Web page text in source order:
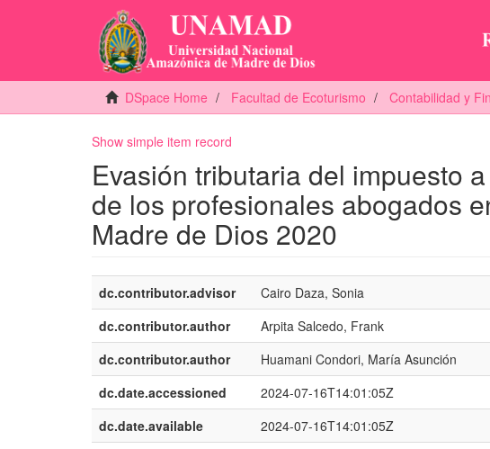
DSpace Home Facultad de Ecoturismo Contabilidad y
Show simple item record
Evasión tributaria del impuesto
de los profesionales abogados
Madre de Dios 2020
dc.contributor.advisor Cairo Daza, Sonia
dc.contributor.author
Arpita Salcedo, Frank
dc.contributor.author
Huamani Condori, María Asunción
dc.date.accessioned
2024-07-16T14:01:05Z
dc.date.available
2024-07-16T14:01:05Z